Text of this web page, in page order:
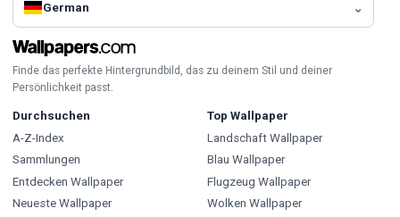
German
Finde das perfekte Hintergrundbild, das zu deinem Stil und deiner
Persönlichkeit passt.
Durchsuchen
A-Z-Index
Sammlungen
Entdecken Wallpaper
Neueste Wallpaper
Top Wallpaper
Landschaft Wallpaper
Blau Wallpaper
Flugzeug Wallpaper
Wolken Wallpaper